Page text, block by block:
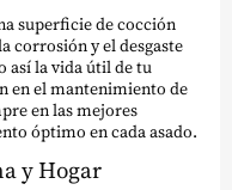
superficie de cocción
corrosión y el desgaste
así la vida útil de tu
en el mantenimiento de
en las mejores
óptimo en cada asado.
y Hogar